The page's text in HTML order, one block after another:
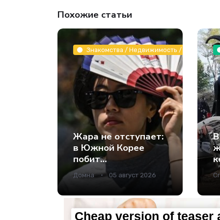
Похожие статьи
Знакомства / Недвижимость / Животные
Жара не отступает:
в Южной Корее
побит
температурный
рекорд за всю
историю
наблюдений -
Наука.
Домна 05 август 2026
Cheap version of teaser